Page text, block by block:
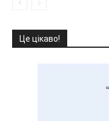
Це цікаво!